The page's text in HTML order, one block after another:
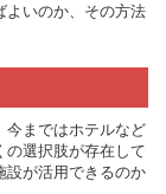
よいのか、その方法
今まではホテルなど
の選択肢が存在して
設が活用できるのか